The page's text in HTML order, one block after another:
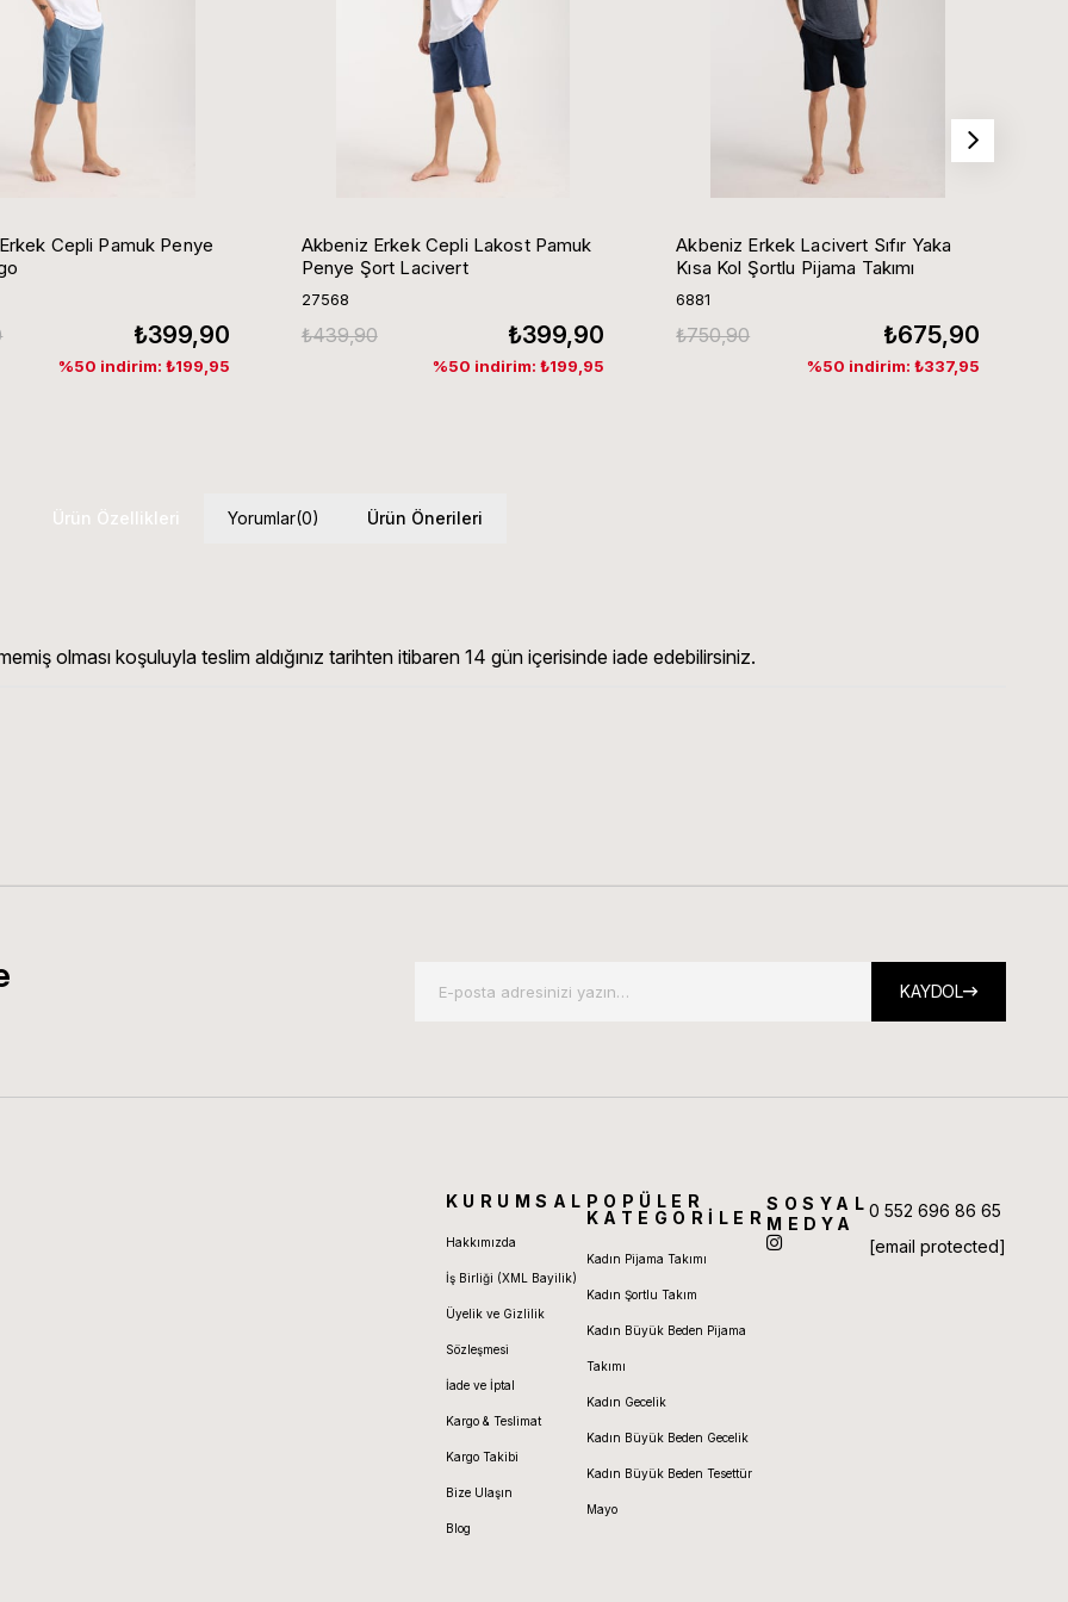
Cepli Pamuk Penye
₺399,90
%50 indirim: ₺199,95
Akbeniz Erkek Cepli Lakost Pamuk
Penye Şort Lacivert
27568
₺399,90
₺439,90
%50 indirim: ₺199,95
Akbeniz Erkek Lacivert Sıfır Yaka
Kısa Kol Şortlu Pijama Takımı
6881
₺675,90
₺750,90
%50 indirim: ₺337,95
Ürün Özellikleri Yorumlar(0) Ürün Önerileri
olması koşuluyla teslim aldığınız tarihten itibaren 14 gün içerisinde iade edebilirsiniz.
KAYDOL
KURUMSAL
Hakkımızda
İş Birliği (XML Bayilik)
Üyelik ve Gizlilik
Sözleşmesi
İade ve İptal
Kargo & Teslimat
Kargo Takibi
Bize Ulaşın
Blog
POPÜLER
KATEGORİLER
Kadın Pijama Takımı
Kadın Şortlu Takım
Kadın Büyük Beden Pijama
Takımı
Kadın Gecelik
Kadın Büyük Beden Gecelik
Kadın Büyük Beden Tesettür
Mayo
SOSYAL
MEDYA
0 552 696 86 65
[email protected]